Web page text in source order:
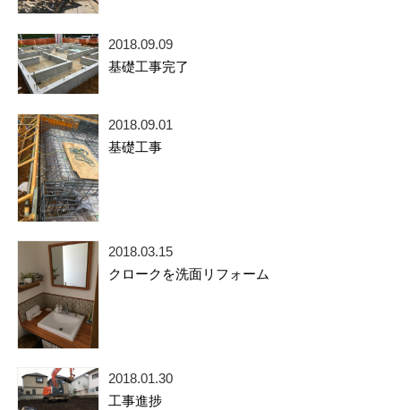
2018.09.09
基礎工事完了
2018.09.01
基礎工事
2018.03.15
クロークを洗面リフォーム
2018.01.30
工事進捗